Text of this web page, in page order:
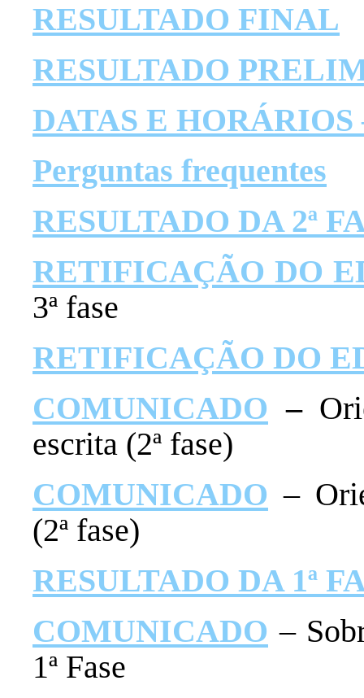
RESULTADO FINAL
RESULTADO
DATAS E
Perguntas frequentes
RESULTADO DA 2ª
RETIFICAÇÃO DO
3ª fase
RETIFICAÇÃO DO
COMUNICADO –
escrita (2ª fase)
COMUNICADO –
(2ª fase)
RESULTADO DA 1ª
COMUNICADO –
1ª Fase